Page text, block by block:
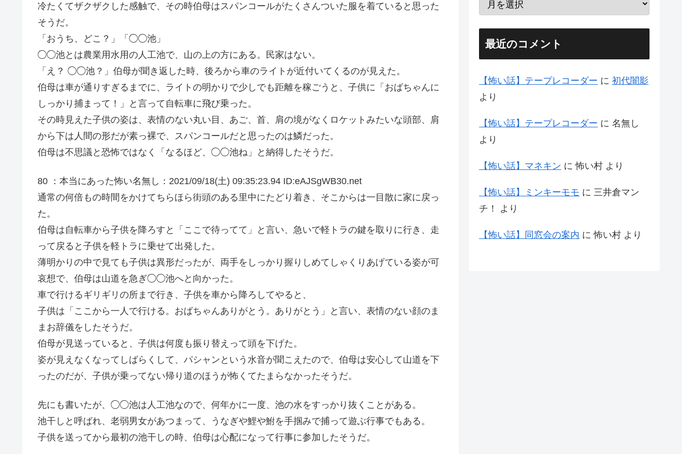
冷たくてザクザクした感触で、その時伯母はスパンコールがたくさんついた服を着ていると思った
そうだ。
「おうち、どこ？」「◯◯池」
◯◯池とは農業用水用の人工池で、山の上の方にある。民家はない。
「え？ ◯◯池？」伯母が聞き返した時、後ろから車のライトが近付いてくるのが見えた。
伯母は車が通りすぎるまでに、ライトの明かりで少しでも距離を稼ごうと、子供に「おばちゃんに
しっかり捕まって！」と言って自転車に飛び乗った。
その時見えた子供の姿は、表情のない丸い目、あご、首、肩の境がなくロケットみたいな頭部、肩
から下は人間の形だが素っ裸で、スパンコールだと思ったのは鱗だった。
伯母は不思議と恐怖ではなく「なるほど、◯◯池ね」と納得したそうだ。
80 ：本当にあった怖い名無し：2021/09/18(土) 09:35:23.94 ID:eAJSgWB30.net
通常の何倍もの時間をかけてちらほら街頭のある里中にたどり着き、そこからは一目散に家に戻っ
た。
伯母は自転車から子供を降ろすと「ここで待ってて」と言い、急いで軽トラの鍵を取りに行き、走
って戻ると子供を軽トラに乗せて出発した。
薄明かりの中で見ても子供は異形だったが、両手をしっかり握りしめてしゃくりあげている姿が可
哀想で、伯母は山道を急ぎ◯◯池へと向かった。
車で行けるギリギリの所まで行き、子供を車から降ろしてやると、
子供は「ここから一人で行ける。おばちゃんありがとう。ありがとう」と言い、表情のない顔のま
まお辞儀をしたそうだ。
伯母が見送っていると、子供は何度も振り替えって頭を下げた。
姿が見えなくなってしばらくして、パシャンという水音が聞こえたので、伯母は安心して山道を下
ったのだが、子供が乗ってない帰り道のほうが怖くてたまらなかったそうだ。
先にも書いたが、◯◯池は人工池なので、何年かに一度、池の水をすっかり抜くことがある。
池干しと呼ばれ、老弱男女があつまって、うなぎや鯉や鮒を手掴みで捕って遊ぶ行事でもある。
子供を送ってから最初の池干しの時、伯母は心配になって行事に参加したそうだ。
最近のコメント
【怖い話】テープレコーダー に 初代闇影
より
【怖い話】テープレコーダー に 名無し
より
【怖い話】マネキン に怖い村 より
【怖い話】ミンキーモモ に 三井倉マン
チ！
より
【怖い話】同窓会の案内 に怖い村 より